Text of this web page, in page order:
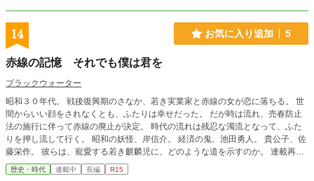
14 お気に入り追加 5
赤線の記憶 それでも僕は君を
ブラックウォーター
昭和３０年代。 戦後復興期のさなか、若き実業家と赤線の女が恋に落ちる。 世
間からいい顔をされなくとも、ふたりは幸せだった。 だが時は流れ、売春防止
法の施行に伴って赤線の廃止が決定。 時代の流れは残忍な濁流となって、ふた
りを押し流して行く。 昭和の妖怪、岸信介。 経済の鬼、池田勇人。 貴公子、佐
藤栄作。 彼らは、寵愛する若き麒麟児に、どのような道を示すのか。 連載再開
です。
歴史・時代 連載中 長編 R15